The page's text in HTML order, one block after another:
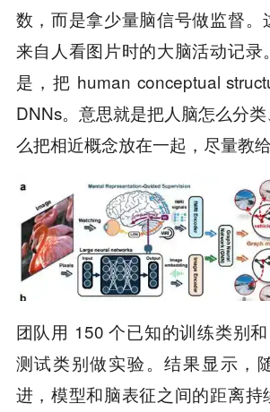
数，而是拿少量脑信号做监督。
来自人看图片时的大脑活动记录
是，把 human conceptual
DNNs。意思就是把人脑怎么分
么把相近概念放在一起，尽量教给
团队用 150 个已知的训练类别
测试类别做实验。结果显示，
进，模型和脑表征之间的距离持